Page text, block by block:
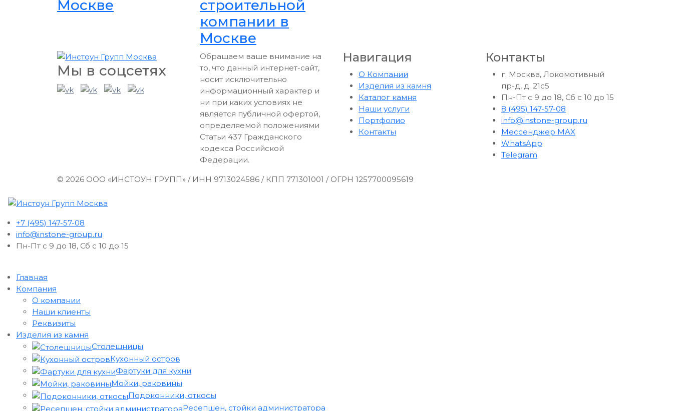
Москве
строительной
компании в
Москве
Мы в соцсетях
Обращаем ваше внимание на
то, что данный интернет-сайт,
носит исключительно
информационный характер и
ни при каких условиях не
является публичной офертой,
определяемой положениями
Статьи 437 Гражданского
кодекса Российской
Федерации.
Навигация
О Компании
Изделия из камня
Каталог камня
Наши услуги
Портфолио
Контакты
Контакты
г. Москва, Локомотивный
пр-д, д. 21с5
Пн-Пт с 9 до 18, Сб с 10 до 15
8 (495) 147-57-08
info@instone-group.ru
Мессенджер MAX
WhatsApp
Telegram
© 2026 ООО «ИНСТОУН ГРУПП» / ИНН 9713024586 / КПП 771301001 / ОГРН 1257700095619
+7 (495) 147-57-08
info@instone-group.ru
Пн-Пт с 9 до 18, Сб с 10 до 15
Главная
Компания
О компании
Наши клиенты
Реквизиты
Изделия из камня
Столешницы
Кухонный остров
Фартуки для кухни
Мойки, раковины
Подоконники, откосы
Ресепшен, стойки администратора